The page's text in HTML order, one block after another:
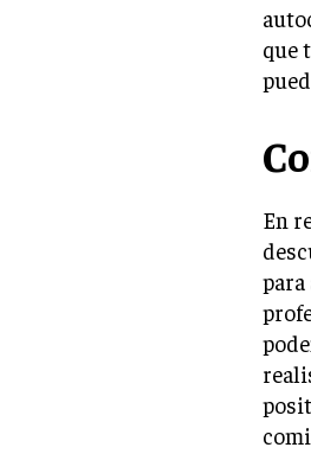
que
En
para